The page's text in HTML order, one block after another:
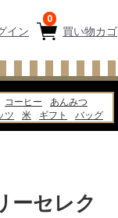
買い物カゴ
0
イン
コーヒー
あんみつ
ツ 米 ギフト
バッグ
ーセレク